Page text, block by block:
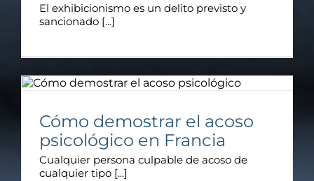
El exhibicionismo es un delito previsto y
sancionado [...]
Cómo demostrar el acoso
psicológico en Francia
Cualquier persona culpable de acoso de
cualquier tipo [...]